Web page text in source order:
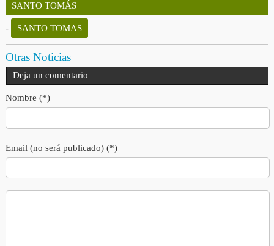
SANTO TOMÁS
- SANTO TOMAS
Otras Noticias
Deja un comentario
Nombre (*)
Email (no será publicado) (*)